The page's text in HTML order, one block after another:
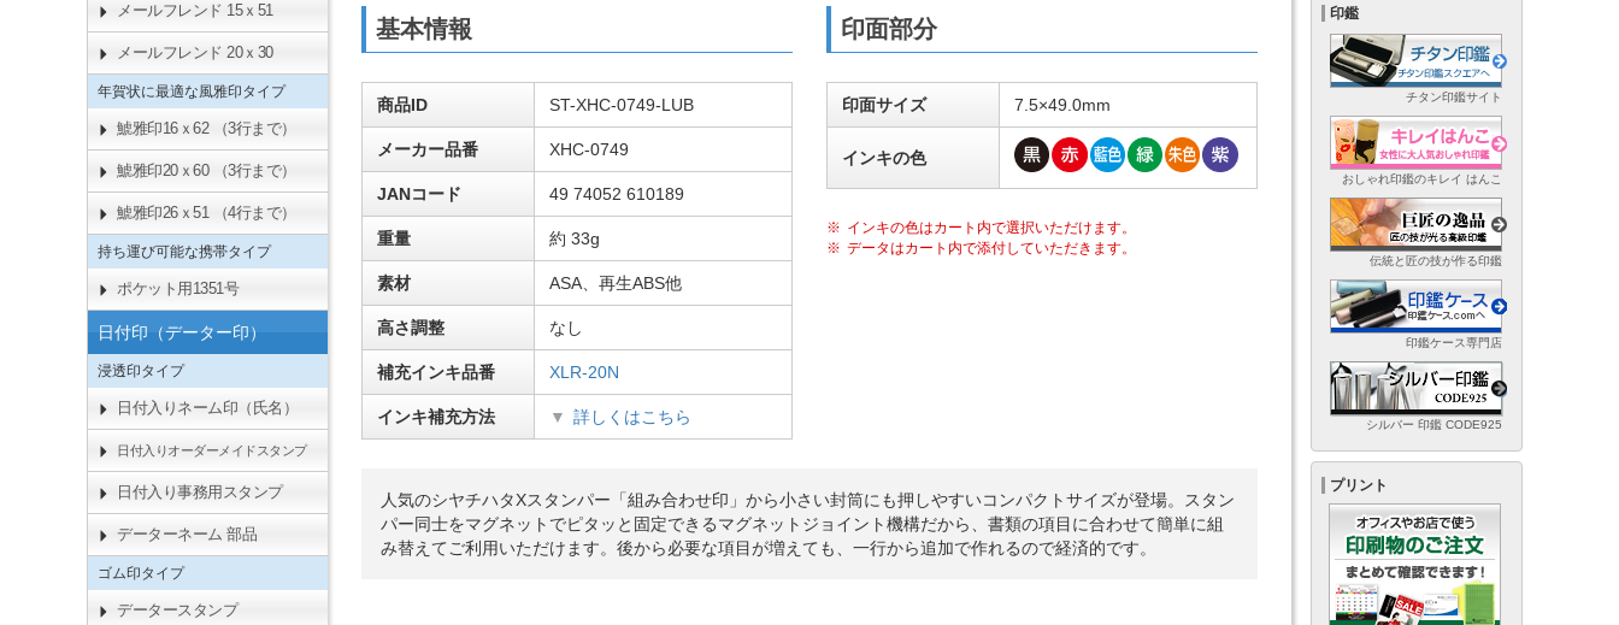
基本情報
商品ID ST-XHC-0749-LUB
メーカー品番 XHC-0749
JANコード 49 74052 610189
重量 約 33g
素材 ASA、再生ABS他
高さ調整 なし
補充インキ品番 XLR-20N
インキ補充方法 詳しくはこちら
印面部分
印面サイズ 7.5×49.0mm
インキの色
インキの色はカート内で選択いただけます。
データはカート内で添付していただきます。
人気のシヤチハタXスタンパー「組み合わせ印」から小さい封筒にも押しやすいコンパクトサイズが登場。スタン
パー同士をマグネットでピタッと固定できるマグネットジョイント機構だから、書類の項目に合わせて簡単に組
み替えてご利用いただけます。後から必要な項目が増えても、一行から追加で作れるので経済的です。
メールフレンド 15ｘ51
メールフレンド 20ｘ30
年賀状に最適な風雅印タイプ
鯱雅印16ｘ62 （3行まで）
鯱雅印20ｘ60 （3行まで）
鯱雅印26ｘ51 （4行まで）
持ち運び可能な携帯タイプ
ポケット用1351号
日付印（データー印）
浸透印タイプ
日付入りネーム印（氏名）
日付入りオーダーメイドスタンプ
日付入り事務用スタンプ
データーネーム 部品
ゴム印タイプ
データースタンプ
印鑑
チタン印鑑サイト
おしゃれ印鑑のキレイ はんこ
伝統と匠の技が作る印鑑
印鑑ケース専門店
シルバー 印鑑 CODE925
プリント